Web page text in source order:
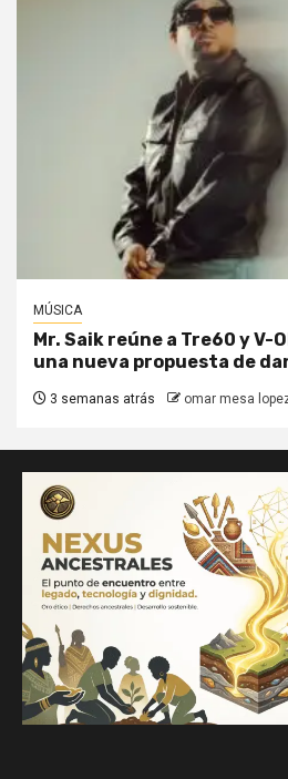
MÚSICA
Mr. Saik reúne a Tre60 y V-
una nueva propuesta de
3 semanas atrás omar mesa